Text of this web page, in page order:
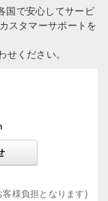
様負担となります)
国で安心してサービ
スタマーサポートを
せください。